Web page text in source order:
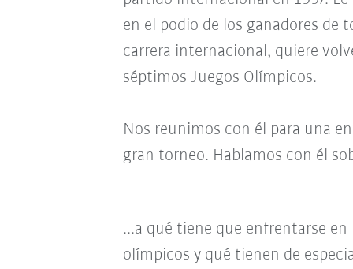
en el podio de los ganadores de
carrera internacional, quiere
séptimos Juegos Olímpicos.
Nos reunimos con él para una
gran torneo. Hablamos con él
...a qué tiene que enfrentarse en
olímpicos y qué tienen de